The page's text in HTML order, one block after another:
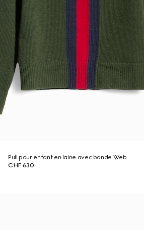
Pull pour enfant en laine avec bande Web
CHF 630